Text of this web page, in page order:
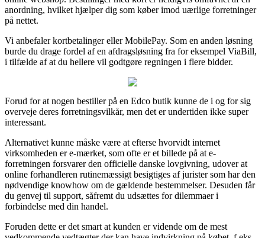
anordning, hvilket hjælper dig som køber imod uærlige forretninger
på nettet.
Vi anbefaler kortbetalinger eller MobilePay. Som en anden løsning
burde du drage fordel af en afdragsløsning fra for eksempel ViaBill,
i tilfælde af at du hellere vil godtgøre regningen i flere bidder.
Forud for at nogen bestiller på en Edco butik kunne de i og for sig
overveje deres forretningsvilkår, men det er undertiden ikke super
interessant.
Alternativet kunne måske være at efterse hvorvidt internet
virksomheden er e-mærket, som ofte er et billede på at e-
forretningen forsvarer den officielle danske lovgivning, udover at
online forhandleren rutinemæssigt besigtiges af jurister som har den
nødvendige knowhow om de gældende bestemmelser. Desuden får
du genvej til support, såfremt du udsættes for dilemmaer i
forbindelse med din handel.
Foruden dette er det smart at kunden er vidende om de mest